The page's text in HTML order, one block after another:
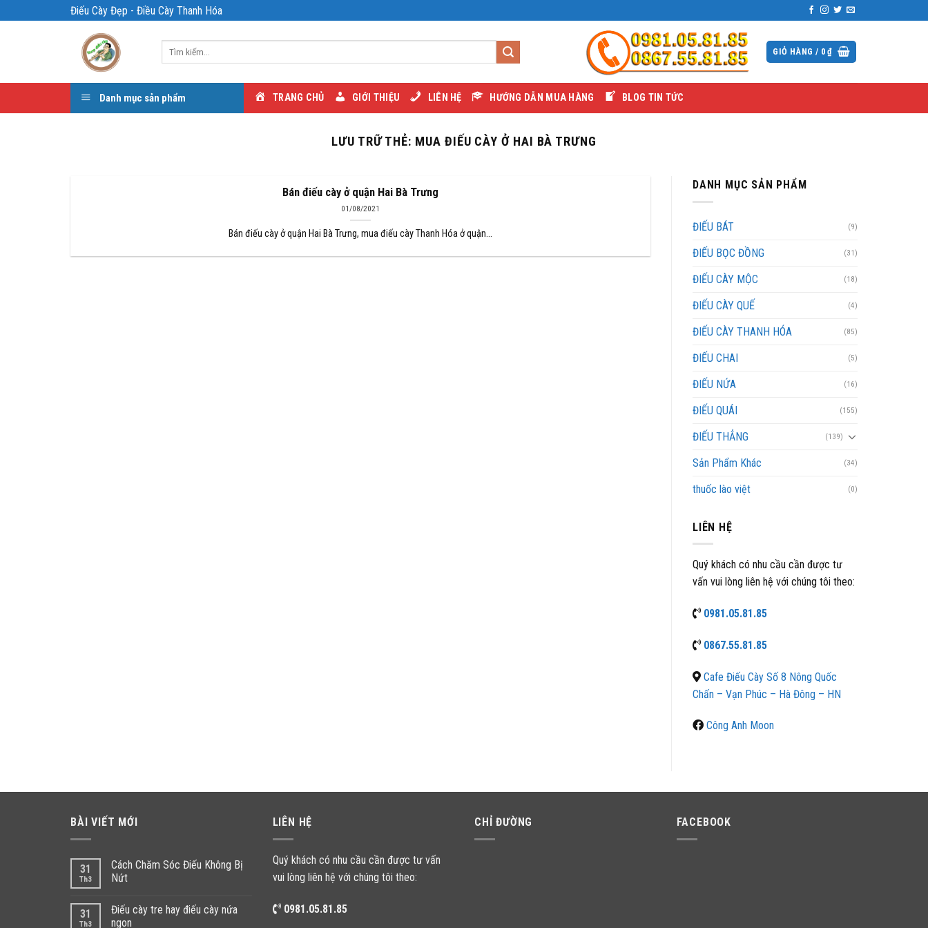
qua
Điếu Cày Đẹp - Điều Cày Thanh Hóa
GIỎ HÀNG / 0₫
Danh mục sản phẩm TRANG CHỦ GIỚI THIỆU LIÊN HỆ HƯỚNG DẪN MUA HÀNG BLOG TIN TỨC
LƯU TRỮ THẺ: MUA ĐIẾU CÀY Ở HAI BÀ TRƯNG
Bán điếu cày ở quận Hai Bà Trưng
01/08/2021
Bán điếu cày ở quận Hai Bà Trưng, mua điếu cày Thanh Hóa ở quận...
DANH MỤC SẢN PHẨM
ĐIẾU BÁT (9)
ĐIẾU BỌC ĐỒNG (31)
ĐIẾU CÀY MỘC (18)
ĐIẾU CÀY QUẾ (4)
ĐIẾU CÀY THANH HÓA (85)
ĐIẾU CHAI (5)
ĐIẾU NỨA (16)
ĐIẾU QUÁI (155)
ĐIẾU THẲNG (139)
Sản Phẩm Khác (34)
thuốc lào việt (0)
LIÊN HỆ
Quý khách có nhu cầu cần được tư
vấn vui lòng liên hệ với chúng tôi theo:
0981.05.81.85
0867.55.81.85
Cafe Điếu Cày Số 8 Nông Quốc
Chấn – Vạn Phúc – Hà Đông – HN
Công Anh Moon
BÀI VIẾT MỚI
31
Th3
Cách Chăm Sóc Điếu Không Bị
Nứt
31
Th3
Điếu cày tre hay điếu cày nứa
ngon
LIÊN HỆ
Quý khách có nhu cầu cần được tư vấn
vui lòng liên hệ với chúng tôi theo:
0981.05.81.85
CHỈ ĐƯỜNG FACEBOOK